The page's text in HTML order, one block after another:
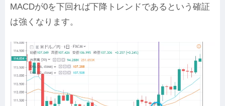
MACDが0を下回れば下降トレンドであるという確証
は強くなります。